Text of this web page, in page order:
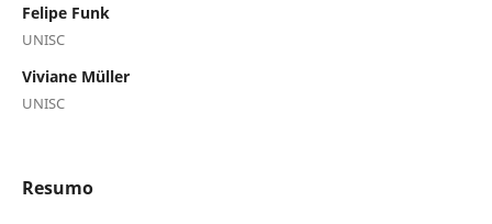
Felipe Funk
UNISC
Viviane Müller
UNISC
Resumo